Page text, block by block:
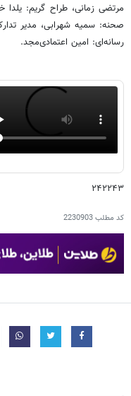
مرتضی زمانی، طراح گریم:
صحنه: سمیه شهرابی، مدیر
رسانه‌ای: امین اعتمادی‌مجد.
۲۴۲۲۴۳
کد مطلب2230903